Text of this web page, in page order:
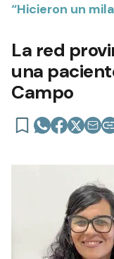
“Hicieron un
La red
una
Campo